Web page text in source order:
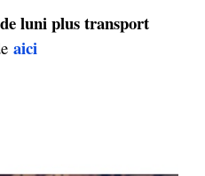
luni plus transport
aici